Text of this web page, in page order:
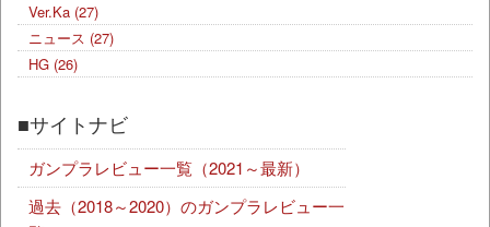
Ver.Ka (27)
ニュース (27)
HG (26)
■サイトナビ
ガンプラレビュー一覧（2021～最新）
過去（2018～2020）のガンプラレビュー一